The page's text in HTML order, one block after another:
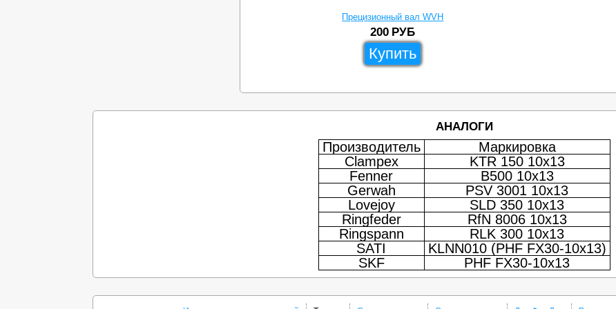
Прецизионный вал WVH
200 РУБ
Купить
АНАЛОГИ
Производитель
Маркировка
Clampex
KTR 150 10x13
Fenner
B500 10x13
Gerwah
PSV 3001 10x13
Lovejoy
SLD 350 10x13
Ringfeder
RfN 8006 10x13
Ringspann
RLK 300 10x13
SATI
KLNN010 (PHF FX30-10x13)
SKF
PHF FX30-10x13